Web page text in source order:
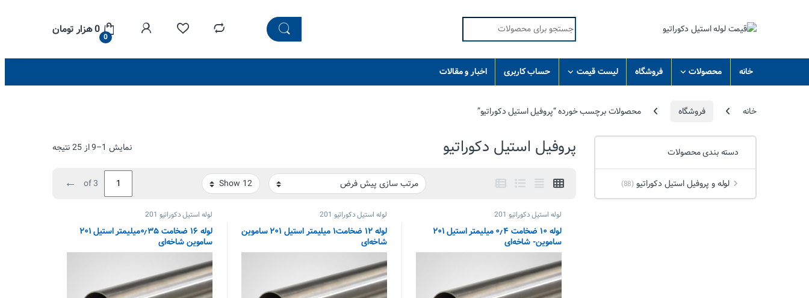
Search for:
0
0هزار تومان
خانه محصولات فروشگاه لیست قیمت حساب کاربری اخبار و مقالات
خانه فروشگاه محصولات برچسب خورده “پروفیل استیل دکوراتیو”
پروفیل استیل دکوراتیو نمایش 1–9 از 25 نتیجه
of 3
←
لوله استیل دکوراتیو 201
لوله ۱۰ ضخامت ۰٫۴ میلیمتر استیل ۲۰۱
ساموین- شاخه‌ای
لوله استیل دکوراتیو 201
لوله ۱۲ ضخامت۱ میلیمتر استیل ۲۰۱ ساموین
شاخه‌ای
لوله استیل دکوراتیو 201
لوله ۱۶ ضخامت ۰٫۳۵میلیمتر استیل ۲۰۱
ساموین شاخه‌ای
دسته بندی محصولات
لوله و پروفیل استیل دکوراتیو (88)